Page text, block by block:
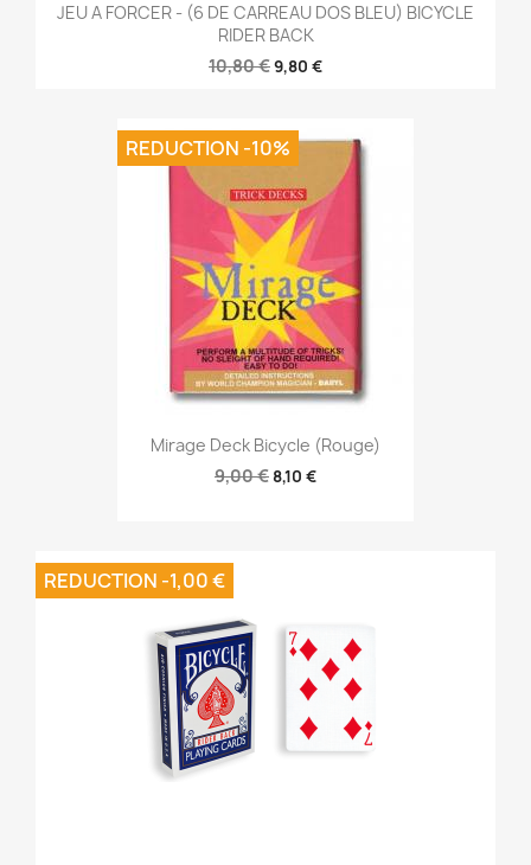
JEU A FORCER - (6 DE CARREAU DOS BLEU) BICYCLE
RIDER BACK
10,80 €9,80 €
Mirage Deck Bicycle (Rouge)
9,00 € 8,10 €
REDUCTION -10%
REDUCTION -1,00 €